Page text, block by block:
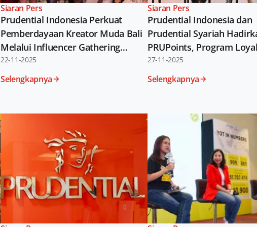
Siaran Pers
Prudential Indonesia Perkuat
Pemberdayaan Kreator Muda Bali
Melalui Influencer Gathering
bersama Cuap bareng Prudential
22-11-2025
Selengkapnya
Siaran Pers
Prudential Indonesia dan
Prudential Syariah
PRUPoints, Program
untuk Memperkuat
Nasabah
27-11-2025
Selengkapnya